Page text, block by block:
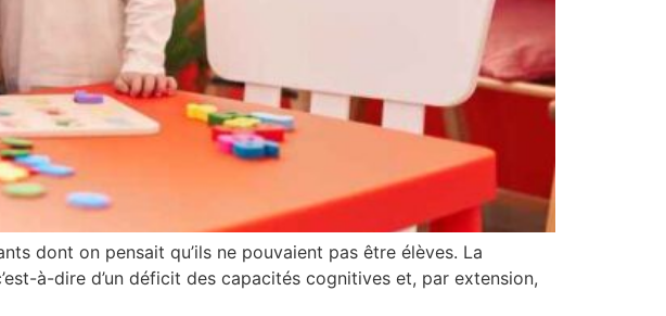
dont on pensait qu’ils ne pouvaient pas être élèves. La
à-dire d’un déficit des capacités cognitives et, par extension,